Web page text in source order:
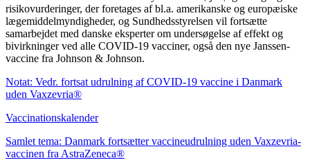
risikovurderinger, der foretages af bl.a. amerikanske og europæiske
lægemiddelmyndigheder, og Sundhedsstyrelsen vil fortsætte
samarbejdet med danske eksperter om undersøgelse af effekt og
bivirkninger ved alle COVID-19 vacciner, også den nye Janssen-
vaccine fra Johnson & Johnson.
Notat: Vedr. fortsat udrulning af COVID-19 vaccine i Danmark
uden Vaxzevria®
Vaccinationskalender
Samlet tema: Danmark fortsætter vaccineudrulning uden Vaxzevria-
vaccinen fra AstraZeneca®